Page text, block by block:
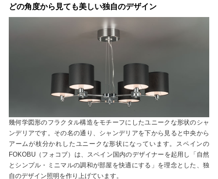
どの角度から見ても美しい独自のデザイン
幾何学図形のフラクタル構造をモチーフにしたユニークな形状のシャ
ンデリアです。その名の通り、シャンデリアを下から見ると中央から
アームが枝分かれしたユニークな形状になっています。スペインの
FOKOBU（フォコブ）は、スペイン国内のデザイナーを起用し「自然
とシンプル・ミニマルの調和が部屋を快適にする」を理念とした、独
自のデザイン照明を作り上げています。